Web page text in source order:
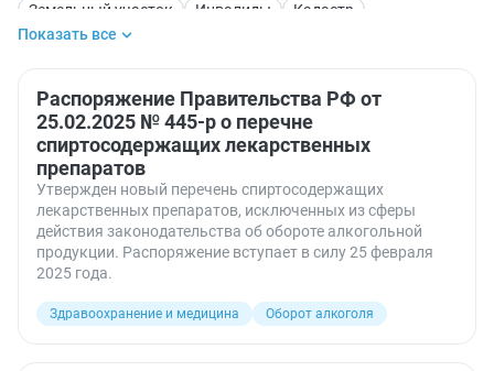
Земельный участок
Инвалиды
Кадастр
Корпоративное право
Проверки
Прожиточный минимум
Регистрация недвижимости
Регулирование цен
Ресурсоснабжающие организации
СРО — саморегулируемые организации
Сельское хозяйство
Сервитут Транспорт
Показать все
Распоряжение Правительства РФ от
25.02.2025 № 445-р о перечне
спиртосодержащих лекарственных
препаратов
Утвержден новый перечень спиртосодержащих
лекарственных препаратов, исключенных из сферы
действия законодательства об обороте алкогольной
продукции. Распоряжение вступает в силу 25 февраля
2025 года.
Здравоохранение и медицина Оборот алкоголя